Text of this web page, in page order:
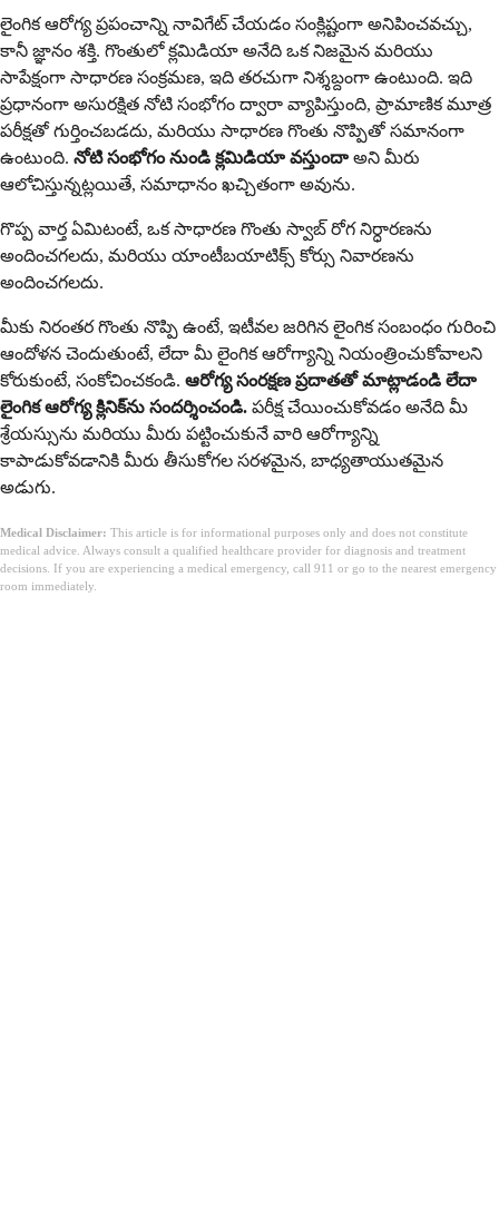
లైంగిక ఆరోగ్య ప్రపంచాన్ని నావిగేట్ చేయడం సంక్లిష్టంగా అనిపించవచ్చు,
కానీ జ్ఞానం శక్తి. గొంతులో క్లమిడియా అనేది ఒక నిజమైన మరియు
సాపేక్షంగా సాధారణ సంక్రమణ, ఇది తరచుగా నిశ్శబ్దంగా ఉంటుంది. ఇది
ప్రధానంగా అసురక్షిత నోటి సంభోగం ద్వారా వ్యాపిస్తుంది, ప్రామాణిక మూత్ర
పరీక్షతో గుర్తించబడదు, మరియు సాధారణ గొంతు నొప్పితో సమానంగా
ఉంటుంది. నోటి సంభోగం నుండి క్లమిడియా వస్తుందా అని మీరు
ఆలోచిస్తున్నట్లయితే, సమాధానం ఖచ్చితంగా అవును.
గొప్ప వార్త ఏమిటంటే, ఒక సాధారణ గొంతు స్వాబ్ రోగ నిర్ధారణను
అందించగలదు, మరియు యాంటీబయాటిక్స్ కోర్సు నివారణను
అందించగలదు.
మీకు నిరంతర గొంతు నొప్పి ఉంటే, ఇటీవల జరిగిన లైంగిక సంబంధం గురించి
ఆందోళన చెందుతుంటే, లేదా మీ లైంగిక ఆరోగ్యాన్ని నియంత్రించుకోవాలని
కోరుకుంటే, సంకోచించకండి. ఆరోగ్య సంరక్షణ ప్రదాతతో మాట్లాడండి లేదా
లైంగిక ఆరోగ్య క్లినిక్‌ను సందర్శించండి. పరీక్ష చేయించుకోవడం అనేది మీ
శ్రేయస్సును మరియు మీరు పట్టించుకునే వారి ఆరోగ్యాన్ని
కాపాడుకోవడానికి మీరు తీసుకోగల సరళమైన, బాధ్యతాయుతమైన
అడుగు.
Medical Disclaimer: This article is for informational purposes only and does not constitute
medical advice. Always consult a qualified healthcare provider for diagnosis and treatment
decisions. If you are experiencing a medical emergency, call 911 or go to the nearest emergency
room immediately.